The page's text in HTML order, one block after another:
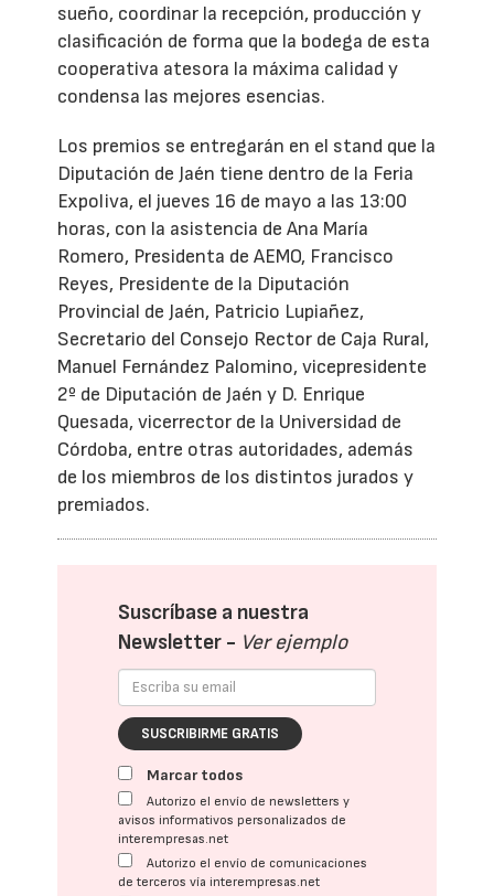
sueño, coordinar la recepción, producción y
clasificación de forma que la bodega de esta
cooperativa atesora la máxima calidad y
condensa las mejores esencias.
Los premios se entregarán en el stand que la
Diputación de Jaén tiene dentro de la Feria
Expoliva, el jueves 16 de mayo a las 13:00
horas, con la asistencia de Ana María
Romero, Presidenta de AEMO, Francisco
Reyes, Presidente de la Diputación
Provincial de Jaén, Patricio Lupiañez,
Secretario del Consejo Rector de Caja Rural,
Manuel Fernández Palomino, vicepresidente
2º de Diputación de Jaén y D. Enrique
Quesada, vicerrector de la Universidad de
Córdoba, entre otras autoridades, además
de los miembros de los distintos jurados y
premiados.
Suscríbase a nuestra
Newsletter - Ver ejemplo
SUSCRIBIRME GRATIS
Marcar todos
Autorizo el envío de newsletters y
avisos informativos personalizados de
interempresas.net
Autorizo el envío de comunicaciones
de terceros vía interempresas.net